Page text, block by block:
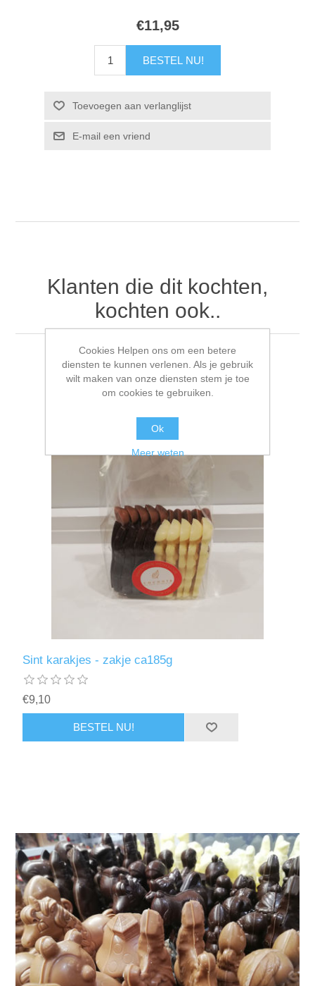
€11,95
Klanten die dit kochten,
kochten ook..
Sint karakjes - zakje ca185g
€9,10
Cookies Helpen ons om een betere
diensten te kunnen verlenen. Als je gebruik
wilt maken van onze diensten stem je toe
om cookies te gebruiken.
Ok
Meer weten